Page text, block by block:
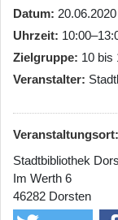
Datum 20.06.2020
Uhrzeit
Zielgruppe 10 bis
Veranstalter
Veranstaltungsort:
Stadtbibliothek
Im Werth 6
46282 Dorsten